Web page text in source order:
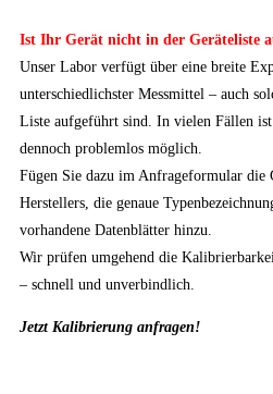
Ist Ihr Gerät nicht in der Geräteliste
Unser Labor verfügt über eine breite
unterschiedlichster Messmittel – auch
Liste aufgeführt sind. In vielen Fällen
dennoch problemlos möglich.
Fügen Sie dazu im Anfrageformular die
Herstellers, die genaue
vorhandene Datenblätter hinzu.
Wir prüfen umgehend die
– schnell und unverbindlich.
Jetzt Kalibrierung anfragen!